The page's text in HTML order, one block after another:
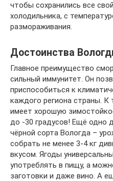
чтобы сохранились все
холодильника, с
размораживания.
Достоинства
Главное преимущество
сильный иммунитет. Он
приспособиться к
каждого региона страны. К
имеет хорошую
до -30 градусов! Ещё одно
чёрной сорта Вологда –
собрать не менее 3-4 кг
вкусом. Ягоды
употреблять в пищу, а
заготовки и даже вино. А